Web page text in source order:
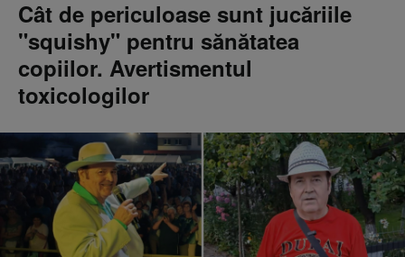
Cât de periculoase sunt jucăriile
"squishy" pentru sănătatea
copiilor. Avertismentul
toxicologilor